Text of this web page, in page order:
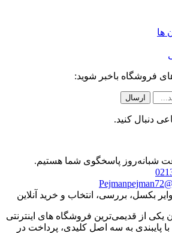
ها
فروشگاه باخبر شوید:
دنبال کنید.
بکسل، بررسی، انتخاب و خرید آنلاین
یکی از قدیمی‌ترین فروشگاه های اینترنتی
پایبندی به سه اصل کلیدی، پرداخت در